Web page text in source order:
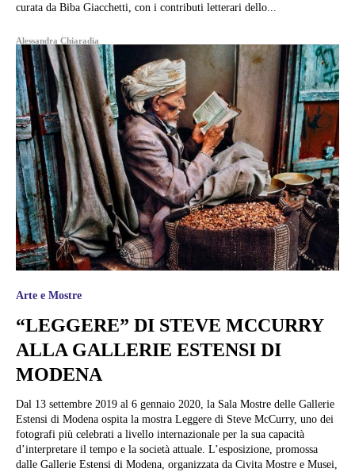
curata da Biba Giacchetti, con i contributi letterari dello...
Alessandra Chiaradia
Arte e Mostre
“LEGGERE” DI STEVE MCCURRY
ALLA GALLERIE ESTENSI DI
MODENA
Dal 13 settembre 2019 al 6 gennaio 2020, la Sala Mostre delle Gallerie
Estensi di Modena ospita la mostra Leggere di Steve McCurry, uno dei
fotografi più celebrati a livello internazionale per la sua capacità
d’interpretare il tempo e la società attuale. L’esposizione, promossa
dalle Gallerie Estensi di Modena, organizzata da Civita Mostre e Musei,